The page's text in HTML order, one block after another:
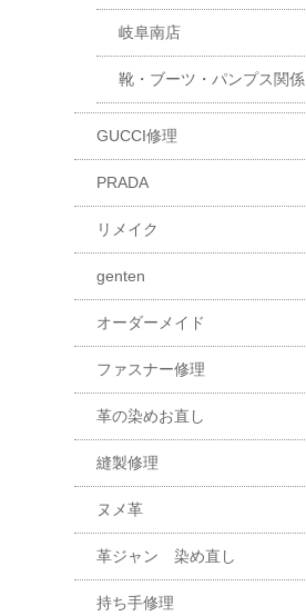
岐阜南店
靴・ブーツ・パンプス関係
GUCCI修理
PRADA
リメイク
genten
オーダーメイド
ファスナー修理
革の染めお直し
縫製修理
ヌメ革
革ジャン 染め直し
持ち手修理